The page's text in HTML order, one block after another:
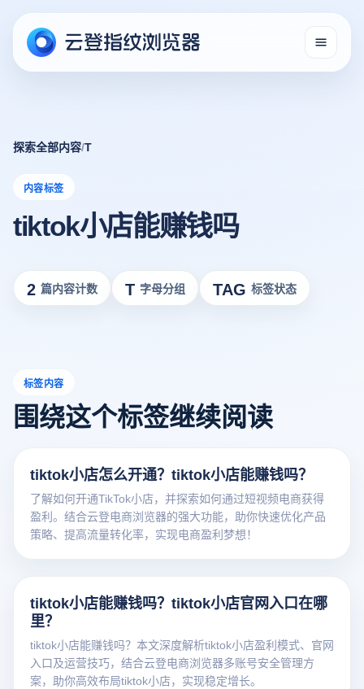
探索全部内容/T
内容标签
tiktok小店能赚钱吗
2 篇内容计数 T 字母分组 TAG 标签状态
标签内容
围绕这个标签继续阅读
tiktok小店怎么开通？tiktok小店能赚钱吗？
了解如何开通TikTok小店，并探索如何通过短视频电商获得
盈利。结合云登电商浏览器的强大功能，助你快速优化产品
策略、提高流量转化率，实现电商盈利梦想！
tiktok小店能赚钱吗？tiktok小店官网入口在哪
里？
tiktok小店能赚钱吗？本文深度解析tiktok小店盈利模式、官网
入口及运营技巧，结合云登电商浏览器多账号安全管理方
案，助你高效布局tiktok小店，实现稳定增长。